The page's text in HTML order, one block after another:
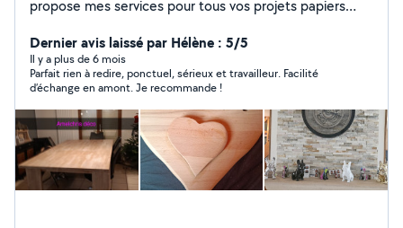
propose mes services pour tous vos projets papiers
vos meubles en bois sur mesure. Cependant, je peux
également effectuer des travaux de bricolage.
Dernier avis laissé par Hélène : 5/5
Il y a plus de 6 mois
Parfait rien à redire, ponctuel, sérieux et travailleur. Facilité
d’échange en amont. Je recommande !